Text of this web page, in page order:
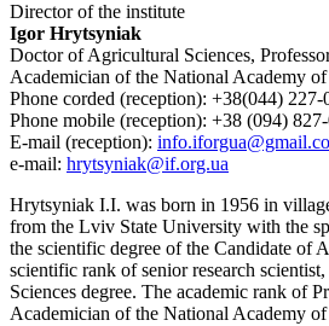
Director of the institute
Igor Hrytsyniak
Doctor of Agricultural Sciences,
Academician of the National Academy
Phone corded (reception): +38(044) 227-
Phone mobile (reception): +38 (094)
E-mail (reception):
e-mail: hrytsyniak@if.org.ua
Hrytsyniak I.I. was born in 1956 in
from the Lviv State University with the
the scientific degree of the Candidate of
scientific rank of senior research
Sciences degree. The academic rank of
Academician of the National Academy